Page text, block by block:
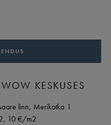
KESKUSES
linn, Merikotka 1
10 €/m2